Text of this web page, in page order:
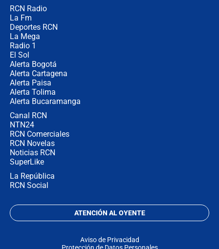
RCN Radio
La Fm
Deportes RCN
La Mega
Radio 1
El Sol
Alerta Bogotá
Alerta Cartagena
Alerta Paisa
Alerta Tolima
Alerta Bucaramanga
Canal RCN
NTN24
RCN Comerciales
RCN Novelas
Noticias RCN
SuperLike
La República
RCN Social
ATENCIÓN AL OYENTE
Aviso de Privacidad